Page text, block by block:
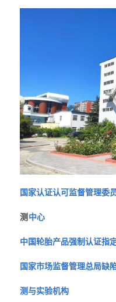
国家认证认可监督管理委
测 中心
中国轮胎产品强制认证指
国家市场监督管理总局缺
测与实验机构